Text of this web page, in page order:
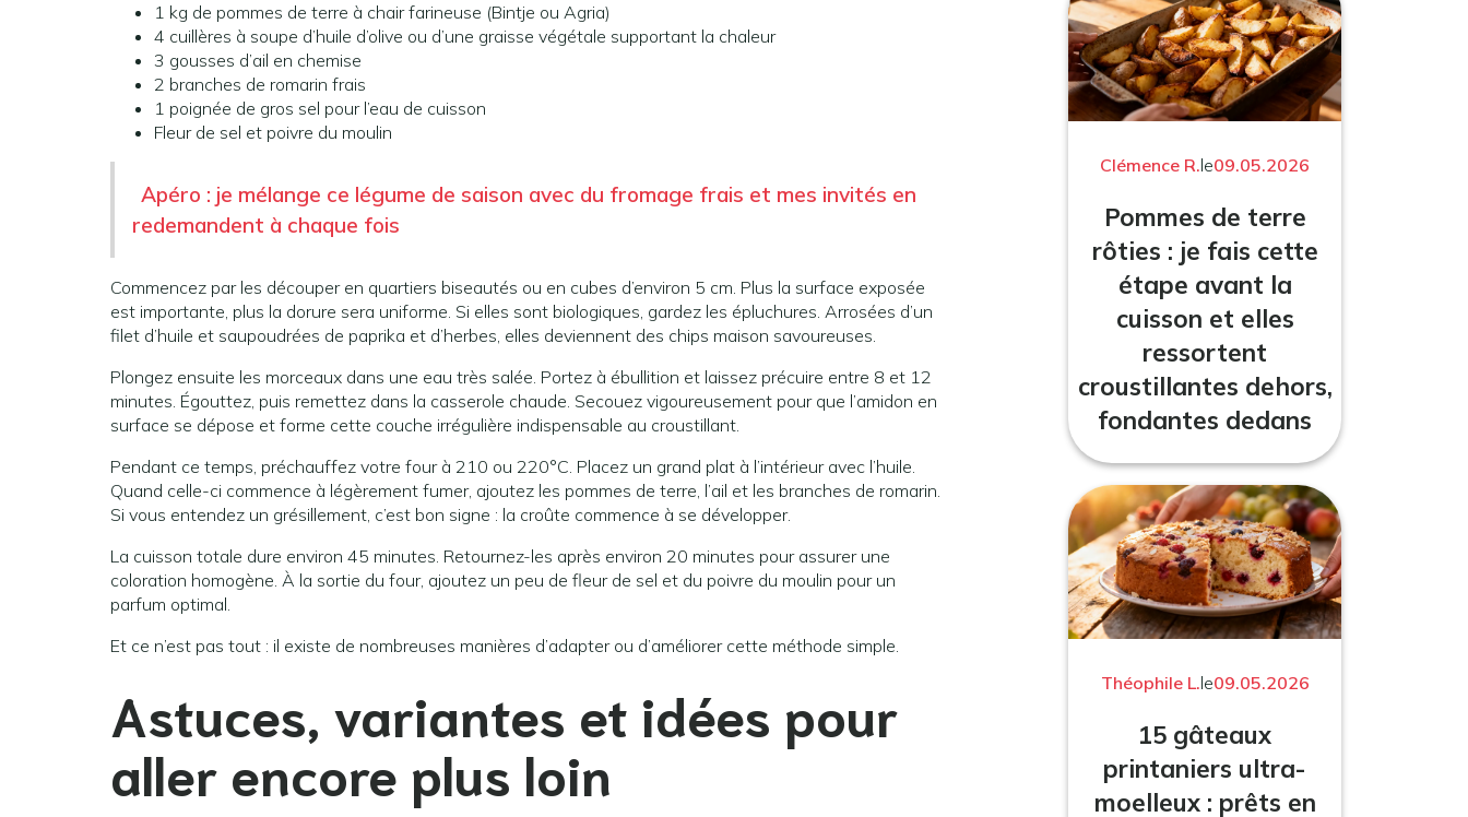
1 kg de pommes de terre à chair farineuse (Bintje ou Agria)
4 cuillères à soupe d’huile d’olive ou d’une graisse végétale supportant la chaleur
3 gousses d’ail en chemise
2 branches de romarin frais
1 poignée de gros sel pour l’eau de cuisson
Fleur de sel et poivre du moulin
Apéro : je mélange ce légume de saison avec du fromage frais et mes invités en
redemandent à chaque fois
Commencez par les découper en quartiers biseautés ou en cubes d’environ 5 cm. Plus la surface exposée
est importante, plus la dorure sera uniforme. Si elles sont biologiques, gardez les épluchures. Arrosées d’un
filet d’huile et saupoudrées de paprika et d’herbes, elles deviennent des chips maison savoureuses.
Plongez ensuite les morceaux dans une eau très salée. Portez à ébullition et laissez précuire entre 8 et 12
minutes. Égouttez, puis remettez dans la casserole chaude. Secouez vigoureusement pour que l’amidon en
surface se dépose et forme cette couche irrégulière indispensable au croustillant.
Pendant ce temps, préchauffez votre four à 210 ou 220°C. Placez un grand plat à l’intérieur avec l’huile.
Quand celle-ci commence à légèrement fumer, ajoutez les pommes de terre, l’ail et les branches de romarin.
Si vous entendez un grésillement, c’est bon signe : la croûte commence à se développer.
La cuisson totale dure environ 45 minutes. Retournez-les après environ 20 minutes pour assurer une
coloration homogène. À la sortie du four, ajoutez un peu de fleur de sel et du poivre du moulin pour un
parfum optimal.
Et ce n’est pas tout : il existe de nombreuses manières d’adapter ou d’améliorer cette méthode simple.
Astuces, variantes et idées pour
aller encore plus loin
Clémence R.le09.05.2026
Pommes de terre
rôties : je fais cette
étape avant la
cuisson et elles
ressortent
croustillantes dehors,
fondantes dedans
Théophile L.le09.05.2026
15 gâteaux
printaniers ultra-
moelleux : prêts en